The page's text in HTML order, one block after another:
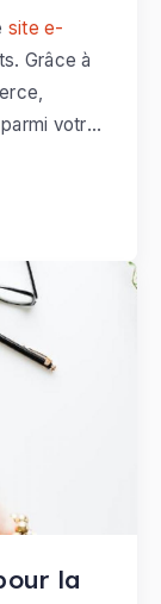
site e-
Grâce à
votre
la